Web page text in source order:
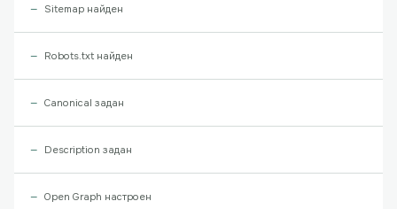
Sitemap найден
Robots.txt найден
Canonical задан
Description задан
Open Graph настроен